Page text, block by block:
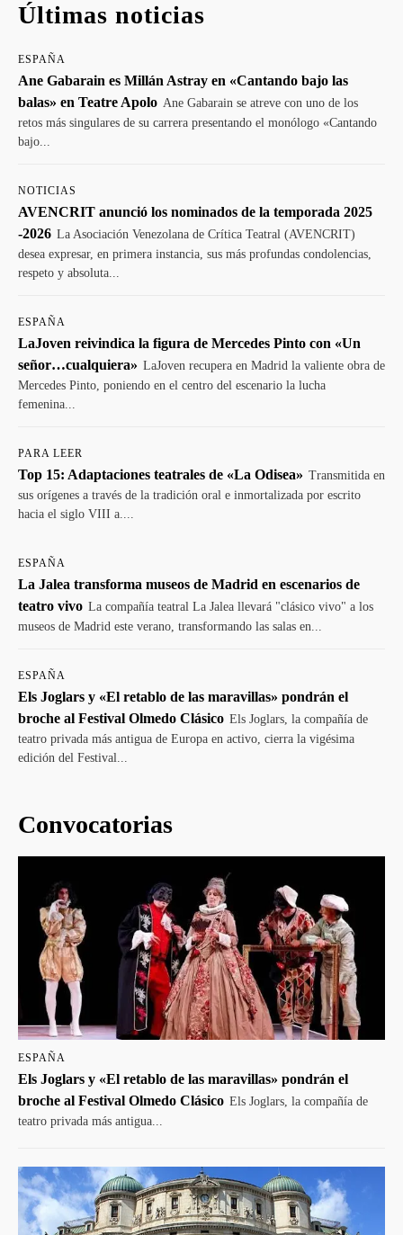
Últimas noticias
ESPAÑA
Ane Gabarain es Millán Astray en «Cantando bajo las
balas» en Teatre Apolo Ane Gabarain se atreve con uno de los
retos más singulares de su carrera presentando el monólogo «Cantando
bajo...
NOTICIAS
AVENCRIT anunció los nominados de la temporada 2025
-2026 La Asociación Venezolana de Crítica Teatral (AVENCRIT)
desea expresar, en primera instancia, sus más profundas condolencias,
respeto y absoluta...
ESPAÑA
LaJoven reivindica la figura de Mercedes Pinto con «Un
señor…cualquiera» LaJoven recupera en Madrid la valiente obra de
Mercedes Pinto, poniendo en el centro del escenario la lucha
femenina...
PARA LEER
Top 15: Adaptaciones teatrales de «La Odisea» Transmitida en
sus orígenes a través de la tradición oral e inmortalizada por escrito
hacia el siglo VIII a....
ESPAÑA
La Jalea transforma museos de Madrid en escenarios de
teatro vivo La compañía teatral La Jalea llevará "clásico vivo" a los
museos de Madrid este verano, transformando las salas en...
ESPAÑA
Els Joglars y «El retablo de las maravillas» pondrán el
broche al Festival Olmedo Clásico Els Joglars, la compañía de
teatro privada más antigua de Europa en activo, cierra la vigésima
edición del Festival...
Convocatorias
ESPAÑA
Els Joglars y «El retablo de las maravillas» pondrán el
broche al Festival Olmedo Clásico Els Joglars, la compañía de
teatro privada más antigua...